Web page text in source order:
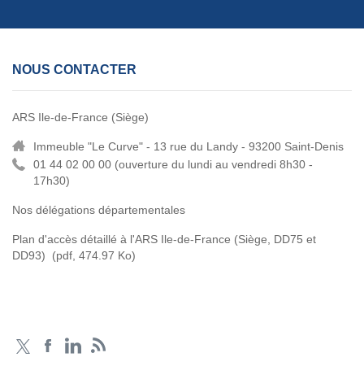
NOUS CONTACTER
ARS Ile-de-France (Siège)
Immeuble "Le Curve" - 13 rue du Landy - 93200 Saint-Denis
01 44 02 00 00 (ouverture du lundi au vendredi 8h30 -
17h30)
Nos délégations départementales
Plan d'accès détaillé à l'ARS Ile-de-France (Siège, DD75 et
DD93)
(pdf, 474.97 Ko)